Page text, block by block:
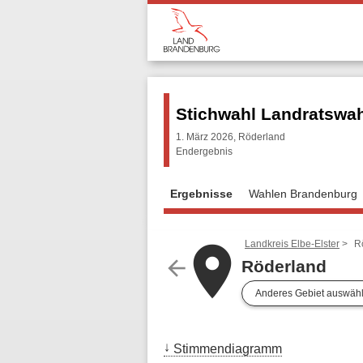
Stichwahl
1. März 2026, Röderland
Endergebnis
Ergebnisse Wahlen Brandenburg
arrow_backplaceLandkreis Elbe-Elster
Röderland
Anderes Gebiet
Stimmendiagramm